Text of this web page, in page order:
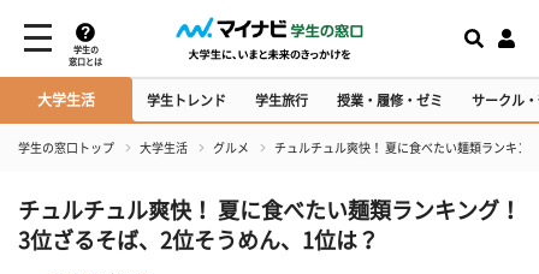
学生の
窓口とは
大学生活 学生トレンド 学生旅行 授業・履修・ゼミ サークル
学生の窓口トップ 大学生活 グルメ チュルチュル爽快！ 夏に食べたい麺類ランキン
チュルチュル爽快！ 夏に食べたい麺類ランキング！
3位ざるそば、2位そうめん、1位は？